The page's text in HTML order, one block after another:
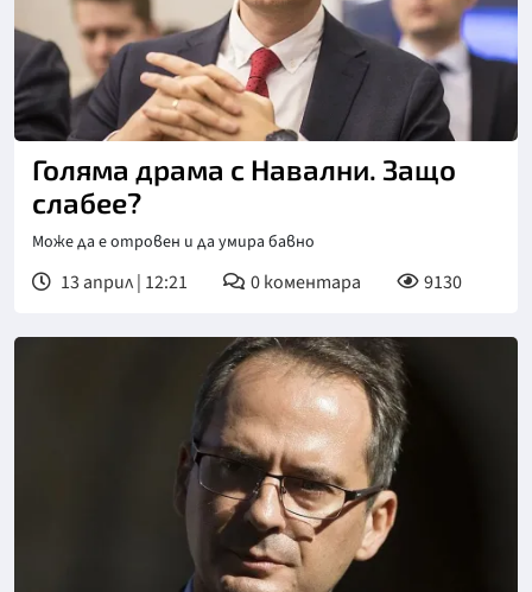
Голяма драма с Навални. Защо
слабее?
Може да е отровен и да умира бавно
13 април | 12:21 0коментара 9130